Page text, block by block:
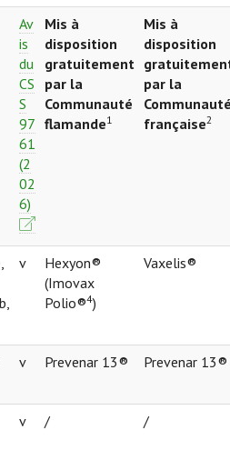
Av
is
du
CS
S
97
61
(2
02
6)
Mis à
disposition
gratuitement
par la
Communauté
flamande1
Mis à
disposition
par la
française2
v
Hexyon®
(Imovax
Polio®4)
Vaxelis®
v Prevenar 13® Prevenar 13®
v / /